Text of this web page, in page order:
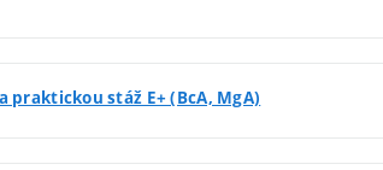
praktickou stáž E+ (BcA, MgA)